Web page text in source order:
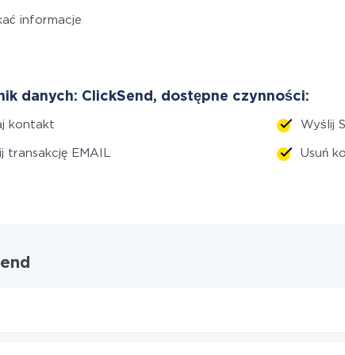
informacje
danych: ClickSend, dostępne czynności:
kontakt Wyślij
transakcję EMAIL Usuń